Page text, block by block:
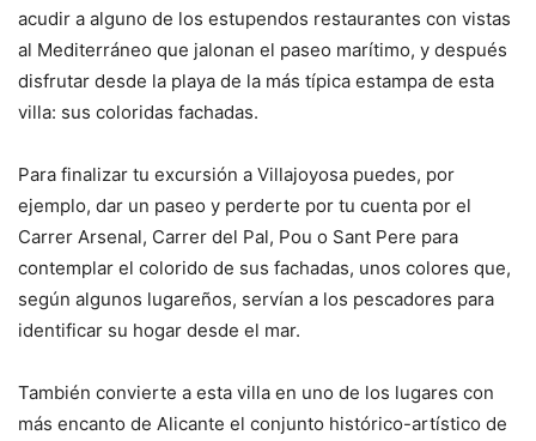
acudir a alguno de los estupendos restaurantes con vistas
al Mediterráneo que jalonan el paseo marítimo, y después
disfrutar desde la playa de la más típica estampa de esta
villa: sus coloridas fachadas.
Para finalizar tu excursión a Villajoyosa puedes, por
ejemplo, dar un paseo y perderte por tu cuenta por el
Carrer Arsenal, Carrer del Pal, Pou o Sant Pere para
contemplar el colorido de sus fachadas, unos colores que,
según algunos lugareños, servían a los pescadores para
identificar su hogar desde el mar.
También convierte a esta villa en uno de los lugares con
más encanto de Alicante el conjunto histórico-artístico de